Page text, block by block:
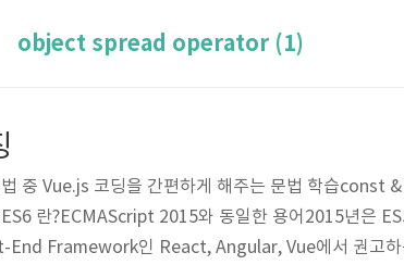
object spread operator (1)
중 Vue.js 코딩을 간편하게 해주는 문법 학습
란?ECMAScript 2015와 동일한 용어2015년은
End Framework인 React, Angular, Vue에서 권고하